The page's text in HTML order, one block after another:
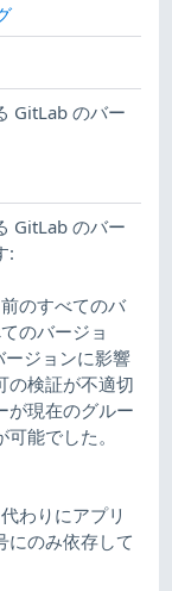
GitLab のバー
GitLab のバー
:
のすべてのバ
のバージョ
ジョンに影響
の検証が不適切
が現在のグルー
能でした。
わりにアプリ
にのみ依存して